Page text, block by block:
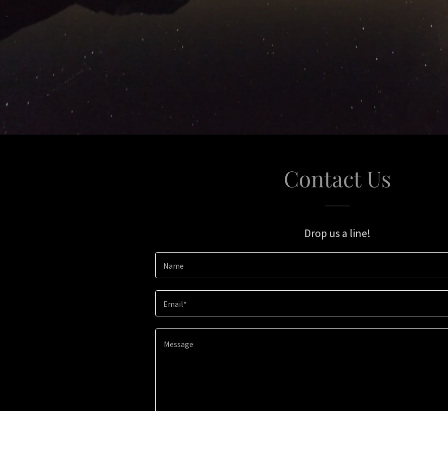
Contact Us
Drop us a line!
Name
Email*